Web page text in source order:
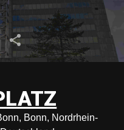
Bonn, Nordrhein-